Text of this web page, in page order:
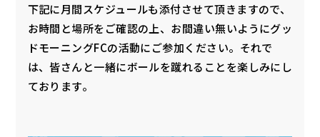
下記に月間スケジュールも添付させて頂きますので、
お時間と場所をご確認の上、お間違い無いようにグッ
ドモーニングFCの活動にご参加ください。それで
は、皆さんと一緒にボールを蹴れることを楽しみにし
ております。